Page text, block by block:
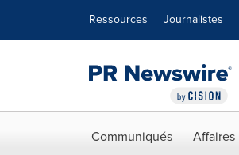
Ressources Journalistes
Communiqués Affaires